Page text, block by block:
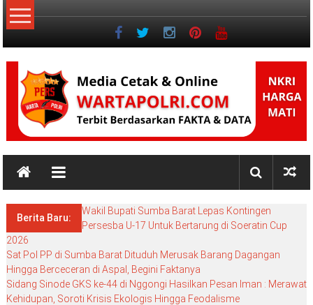
Lompat
ke
NKRI
NKRI
MATIBerita Baru:
Wakil Bupati Sumba Barat Lepas Kontingen
Persesba U-17 Untuk Bertarung di Soeratin Cup
2026
Sat Pol PP di Sumba Barat Dituduh Merusak Barang Dagangan
Hingga Berceceran di Aspal, Begini Faktanya
Sidang Sinode GKS ke-44 di Nggongi Hasilkan Pesan Iman : Merawat
Kehidupan, Soroti Krisis Ekologis Hingga Feodalisme